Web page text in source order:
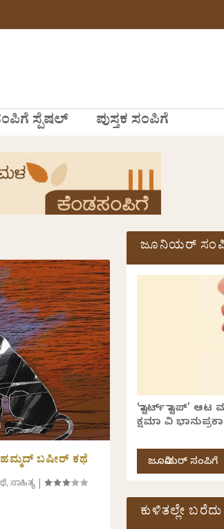
ಸ್ಪೆಷಲ್ ಪುಸ್ತಕ ಸಂಪಿಗೆ
ಬಷೀರ್ ಕಥೆ
,ಸಾಹಿತ್ಯ|
ಜೂನಿಯರ್
‘ಸ್ಟಾರ್ಟ್ ಸ್ಟಾಪ್’
ಕ್ಷಮಾ ವಿ
ಜೂನಿಯರ್ ಸಂಪಿಗೆ
ಕುಳಿತಲ್ಲೇ